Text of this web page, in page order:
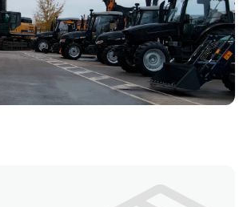
и экономическую эффективность. Для
компании "ЦТО".